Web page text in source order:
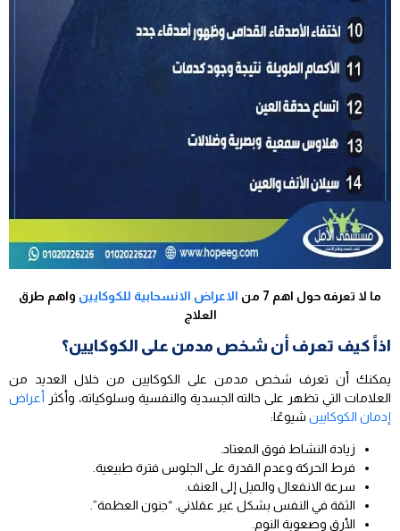
ما لا تعرفه حول اهم 7 من الاعراض الانسحابية للكوكايين واهم طرق
العلاج
اذاً كيف تعرف أن شخص مدمن على الكوكايين؟
يمكنك أن تعرف شخص مدمن على الكوكايين من خلال العديد من
العلامات التي تظهر على حالته الجسدية والنفسية وسلوكياته، وأكثر أعراض
إدمان الكوكايين شيوعًا:
زيادة النشاط فوق المعتاد.
فرط الحركة وعدم القدرة على الجلوس فترة طبيعية.
سرعة الانفعال والميل إلى العنف.
الثقة في النفس بشكل غير عقلاني. “جنون العظمة”.
الأرق وصعوبة النوم.